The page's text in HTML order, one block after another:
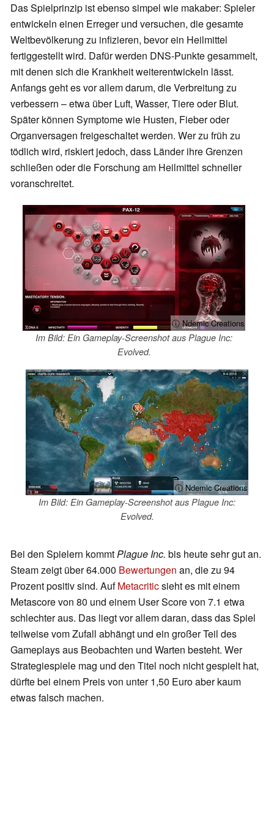
Das Spielprinzip ist ebenso simpel wie makaber: Spieler
entwickeln einen Erreger und versuchen, die gesamte
Weltbevölkerung zu infizieren, bevor ein Heilmittel
fertiggestellt wird. Dafür werden DNS-Punkte gesammelt,
mit denen sich die Krankheit weiterentwickeln lässt.
Anfangs geht es vor allem darum, die Verbreitung zu
verbessern – etwa über Luft, Wasser, Tiere oder Blut.
Später können Symptome wie Husten, Fieber oder
Organversagen freigeschaltet werden. Wer zu früh zu
tödlich wird, riskiert jedoch, dass Länder ihre Grenzen
schließen oder die Forschung am Heilmittel schneller
voranschreitet.
ⓘ Ndemic Creations
Im Bild: Ein Gameplay-Screenshot aus Plague Inc:
Evolved.
ⓘ Ndemic Creations
Im Bild: Ein Gameplay-Screenshot aus Plague Inc:
Evolved.
Bei den Spielern kommtPlague Inc. bis heute sehr gut an.
Steam zeigt über 64.000 Bewertungen an, die zu 94
Prozent positiv sind. AufMetacriticsieht es mit einem
Metascore von 80 und einem User Score von 7.1 etwa
schlechter aus. Das liegt vor allem daran, dass das Spiel
teilweise vom Zufall abhängt und ein großer Teil des
Gameplays aus Beobachten und Warten besteht. Wer
Strategiespiele mag und den Titel noch nicht gespielt hat,
dürfte bei einem Preis von unter 1,50 Euro aber kaum
etwas falsch machen.